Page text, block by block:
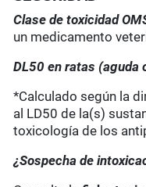
Clase de toxicidad
un medicamento
DL50 en ratas (aguda
*Calculado según la
al LD50 de la(s)
toxicología de los
¿Sospecha de